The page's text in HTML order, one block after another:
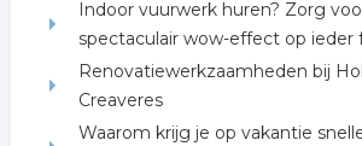
Indoor vuurwerk huren? Zorg
spectaculair wow-effect op ieder
Renovatiewerkzaamheden bij
Creaveres
Waarom krijg je op vakantie